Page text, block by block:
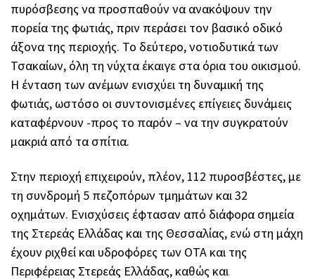
πυρόσβεσης να προσπαθούν να ανακόψουν την
πορεία της φωτιάς, πριν περάσει τον βασικό οδικό
άξονα της περιοχής. Το δεύτερο, νοτιοδυτικά των
Τσακαίων, όλη τη νύχτα έκαιγε στα όρια του οικισμού.
Η ένταση των ανέμων ενισχύει τη δυναμική της
φωτιάς, ωστόσο οι συντονισμένες επίγειες δυνάμεις
καταφέρνουν -προς το παρόν – να την συγκρατούν
μακριά από τα σπίτια.
Στην περιοχή επιχειρούν, πλέον, 112 πυροσβέστες, με
τη συνδρομή 5 πεζοπόρων τμημάτων και 32
οχημάτων. Ενισχύσεις έφτασαν από διάφορα σημεία
της Στερεάς Ελλάδας και της Θεσσαλίας, ενώ στη μάχη
έχουν ριχθεί και υδροφόρες των ΟΤΑ και της
Περιφέρειας Στερεάς Ελλάδας, καθώς και